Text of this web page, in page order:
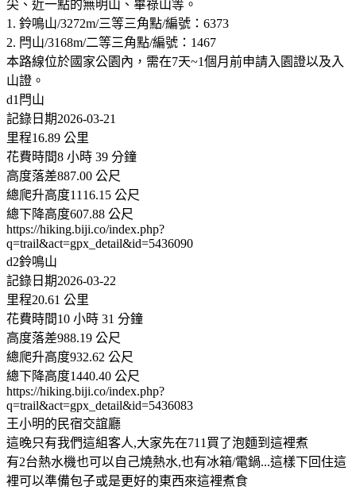
尖、近一點的無明山、畢祿山等。
1. 鈴鳴山/3272m/三等三角點/編號：6373
2. 閂山/3168m/二等三角點/編號：1467
本路線位於國家公園內，需在7天~1個月前申請入園證以及入
山證。
d1閂山
記錄日期2026-03-21
里程16.89 公里
花費時間8 小時 39 分鐘
高度落差887.00 公尺
總爬升高度1116.15 公尺
總下降高度607.88 公尺
https://hiking.biji.co/index.php?
q=trail&act=gpx_detail&id=5436090
d2鈴鳴山
記錄日期2026-03-22
里程20.61 公里
花費時間10 小時 31 分鐘
高度落差988.19 公尺
總爬升高度932.62 公尺
總下降高度1440.40 公尺
https://hiking.biji.co/index.php?
q=trail&act=gpx_detail&id=5436083
王小明的民宿交誼廳
這晚只有我們這組客人,大家先在711買了泡麵到這裡煮
有2台熱水機也可以自己燒熱水,也有冰箱/電鍋...這樣下回住這
裡可以準備包子或是更好的東西來這裡煮食